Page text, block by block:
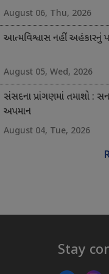
August 06, Thu, 2026
આત્મવિશ્વાસ નહીં અહંકારનું
August 05, Wed, 2026
સંસદના પ્રાંગણમાં તમાશો :
અપમાન
August 04, Tue, 2026
Stay